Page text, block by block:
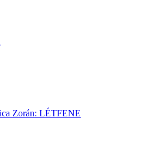
Zorán: LÉTFENE